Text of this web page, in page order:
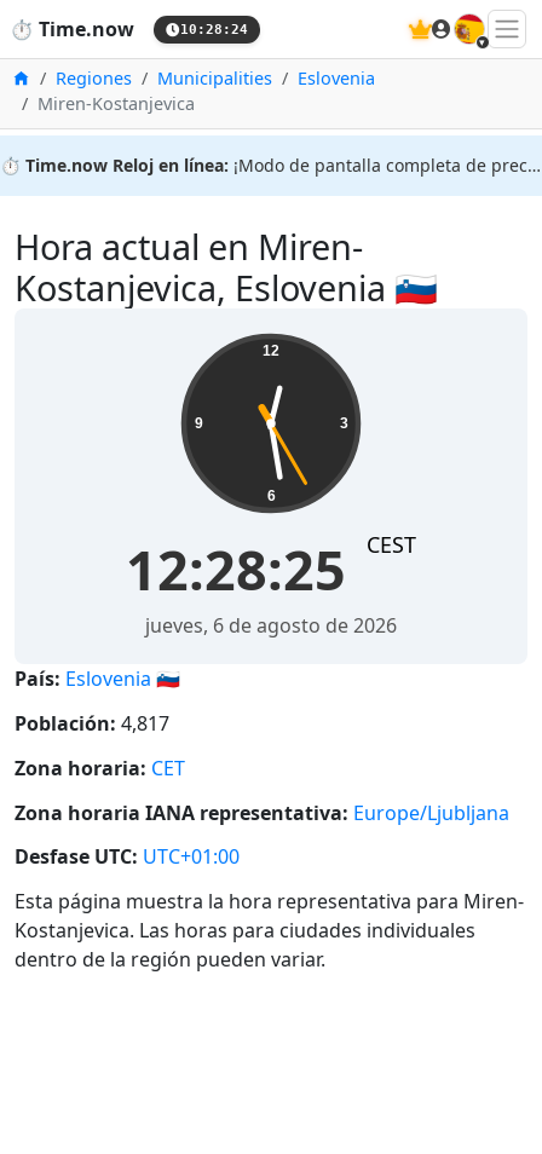
⏱️ Time.now 10:28:25 🇪🇸
InicioRegiones Municipalities
Eslovenia
Miren-Kostanjevica
⏱️ Time.now Reloj en línea: ¡Modo de pantalla completa de precisión!
Hora actual en Miren-
Kostanjevica, Eslovenia 🇸🇮
12
3
6
9
12:28:25 CEST
jueves, 6 de agosto de 2026
País: Eslovenia 🇸🇮
Población: 4,817
Zona horaria: CET
Zona horaria IANA representativa: Europe/Ljubljana
Desfase UTC: UTC+01:00
Esta página muestra la hora representativa para Miren-
Kostanjevica. Las horas para ciudades individuales
dentro de la región pueden variar.